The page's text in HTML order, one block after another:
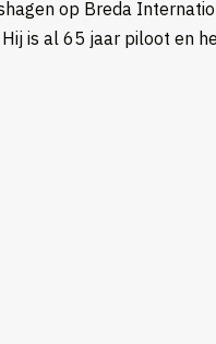
op Breda
is al 65 jaar piloot en